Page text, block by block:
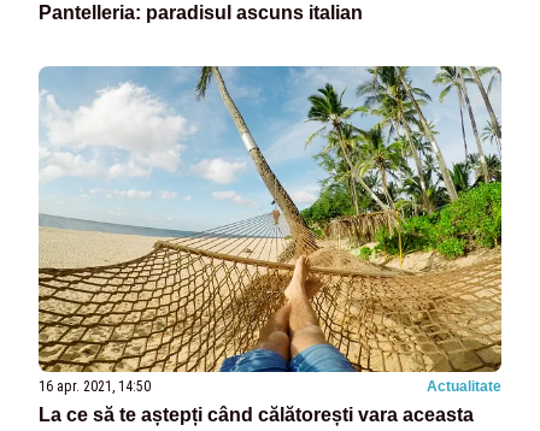
Pantelleria: paradisul ascuns italian
16 apr. 2021, 14:50 Actualitate
La ce să te aștepți când călătorești vara aceasta